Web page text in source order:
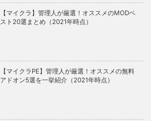
【マイクラ】管理人が厳選！オススメのMODベ
スト20選まとめ（2021年時点）
【マイクラPE】管理人が厳選！オススメの無料
アドオン5選を一挙紹介（2021年時点）